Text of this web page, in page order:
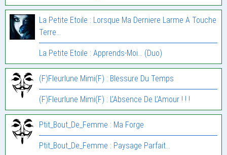
La Petite Etoile : Lorsque Ma Derniere Larme A Touche
Terre…
La Petite Etoile : Apprends-Moi… (Duo)
(F)Fleurlune Mimi(F) : Blessure Du Temps
(F)Fleurlune Mimi(F) : L’Absence De L’Amour ! ! !
Ptit_Bout_De_Femme : Ma Forge
Ptit_Bout_De_Femme : Paysage Parfait…